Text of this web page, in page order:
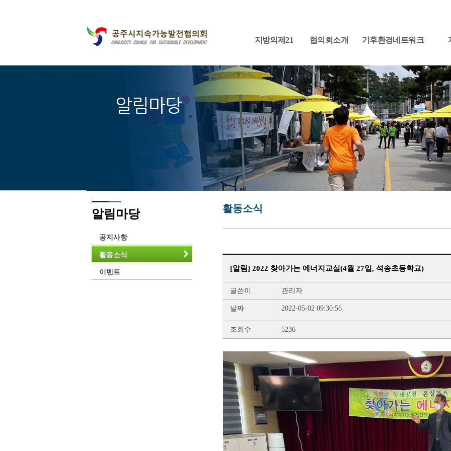
지방의제21 협의회소개 기후환경네트워크
알림마당
공지사항
활동소식
이벤트
활동소식
[알림] 2022 찾아가는 에너지교실(4월 27일, 석송초등학교)
글쓴이 관리자
날짜 2022-05-02 09:30:56
조회수 5236